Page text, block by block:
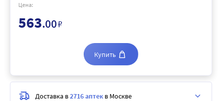
Цена:
563.00₽
Купить
Доставка в2716 аптек в Москве